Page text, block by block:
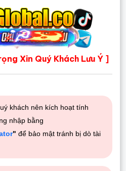
Xin Quý Khách Lưu Ý ]
khách nên kích hoạt tính
nhập bằng
" để bảo mật tránh bị dò tài